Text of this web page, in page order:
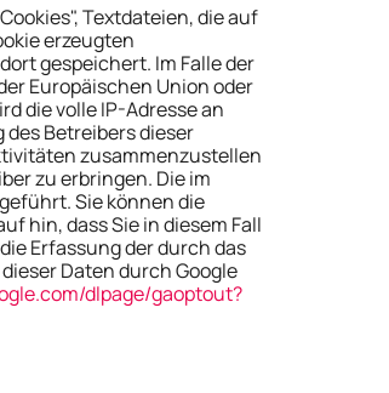
Textdateien, die auf
erzeugten
gespeichert. Im Falle der
Europäischen Union oder
die volle IP-Adresse an
des Betreibers dieser
zusammenzustellen
zu erbringen. Die im
Sie können die
hin, dass Sie in diesem Fall
Erfassung der durch das
Daten durch Google
dlpage/gaoptout?